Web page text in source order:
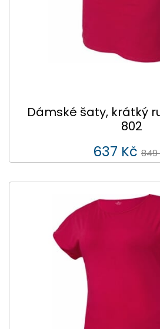
Dámské šaty, krátký
802
637 Kč 849